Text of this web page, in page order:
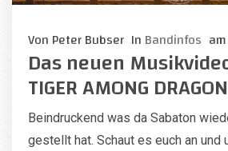
Von Peter Bubser In Bandinfos am
Das neuen
TIGER AMONG
Beindruckend was da Sabaton
gestellt hat. Schaut es euch an und